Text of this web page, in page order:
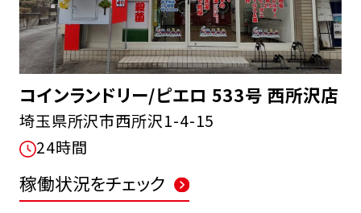
コインランドリー/ピエロ 533号 西所沢店
埼玉県所沢市西所沢1-4-15
24時間
稼働状況をチェック